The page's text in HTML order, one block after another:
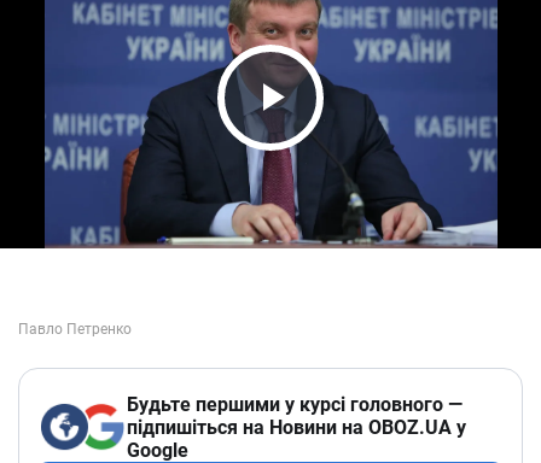
Play Video
Будьте першими у курсі головного —
підпишіться на Новини на OBOZ.UA у
Google